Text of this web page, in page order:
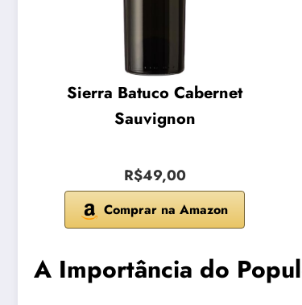
Sierra Batuco Cabernet
Sauvignon
R$49,00
Comprar na Amazon
A Importância do